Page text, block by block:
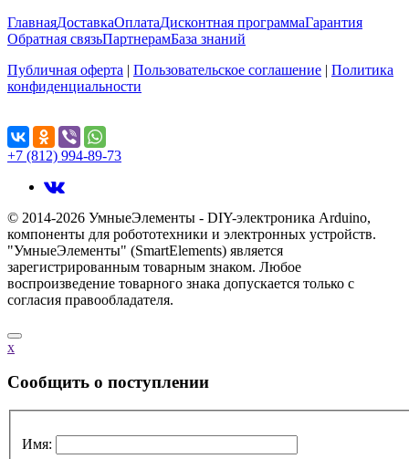
ГлавнаяДоставкаОплатаДисконтная программаГарантия
Обратная связьПартнерамБаза знаний
Публичная оферта | Пользовательское соглашение | Политика
конфиденциальности
+7 (812) 994-89-73
© 2014-2026 УмныеЭлементы - DIY-электроника Arduino,
компоненты для робототехники и электронных устройств.
"УмныеЭлементы" (SmartElements) является
зарегистрированным товарным знаком. Любое
воспроизведение товарного знака допускается только с
согласия правообладателя.
x
Cообщить о поступлении
Имя: